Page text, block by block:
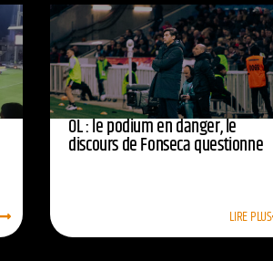
OL : le podium en danger, le
discours de Fonseca questionne
LIRE PLUS